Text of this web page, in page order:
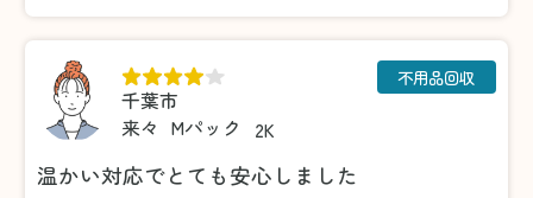
千葉市
来々 Mパック 2K
不用品回収
温かい対応でとても安心しました